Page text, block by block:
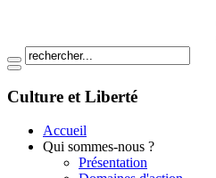
Culture et Liberté
Accueil
Qui sommes-nous ?
Présentation